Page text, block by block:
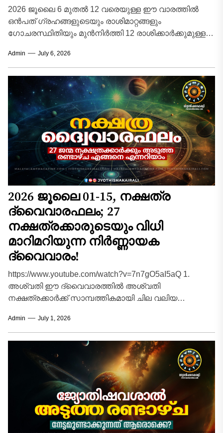
2026 ജൂലൈ 6 മുതൽ 12 വരെയുള്ള ഈ വാരത്തിൽ
ഒൻപത് ഗ്രഹങ്ങളുടെയും രാശിമാറ്റങ്ങളും
ഗോചരസ്ഥിതിയും മുൻനിർത്തി 12 രാശിക്കാർക്കുമുള്ള
Admin July 6, 2026
2026 ജൂലൈ 01-15, നക്ഷത്ര
ദ്വൈവാരഫലം; 27
നക്ഷത്രക്കാരുടെയും വിധി
മാറിമറിയുന്ന നിർണ്ണായക
ദ്വൈവാരം!
https://www.youtube.com/watch?v=7n7gO5aI5aQ 1.
അശ്വതി ഈ ദ്വൈവാരത്തിൽ അശ്വതി
നക്ഷത്രക്കാർക്ക് സാമ്പത്തികമായി ചില വലിയ
മുടങ്ങിക്കിടന്ന പല കാര്യങ്ങളും പുനരാരംഭിക്കാൻ
സാധിക്കും. പുതിയ...
Admin July 1, 2026